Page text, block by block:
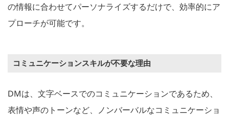
の情報に合わせてパーソナライズするだけで、効率的にア
プローチが可能です。
コミュニケーションスキルが不要な理由
DMは、文字ベースでのコミュニケーションであるため、
表情や声のトーンなど、ノンバーバルなコミュニケーショ